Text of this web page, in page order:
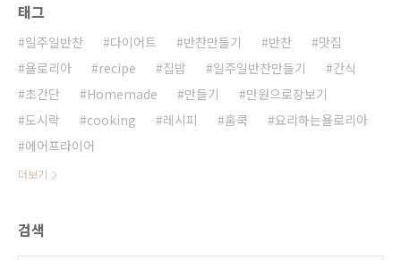
태그
일주일반찬 다이어트 반찬만들기 반찬
맛집
욜로리아
recipe 집밥 일주일반찬만들기
간식
초간단
Homemade 만들기
만원으로장보기
도시락
cooking 레시피 홈쿡
요리하는욜로리아
에어프라이어
더보기
검색